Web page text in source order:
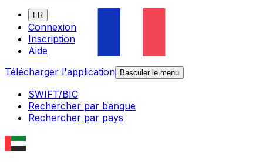
FR
Connexion
Inscription
Aide
Télécharger l'application
Basculer le menu
SWIFT/BIC
Rechercher par banque
Rechercher par pays